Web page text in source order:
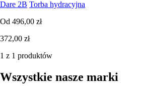
Dare 2B Torba hydracyjna
Od 496,00 zł
372,00 zł
1 z 1 produktów
Wszystkie nasze marki